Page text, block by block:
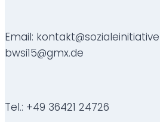
Email:
bwsi15@gmx.de
Tel.: +49 36421 24726